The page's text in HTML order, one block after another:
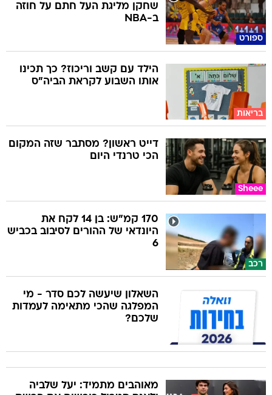
ספורט
שחקן מליגת העל חתם על חוזה
ב-NBA
בריאות
הילד עם קשב וריכוז? כך תכינו
אותו השבוע לקראת הביה"ס
Sheee
דייט ראשון? מסתבר שזה המקום
הכי טרנדי היום
רכב
170 קמ"ש: בן 14 לקח את
היונדאי של ההורים לסיבוב בכביש
6
השאלון שיעשה לכם סדר - מי
המפלגה שהכי מתאימה לעמדות
שלכם?
מאוהבים מתמיד: יעל שלביה